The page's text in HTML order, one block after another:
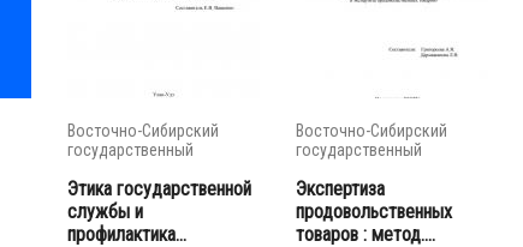
Восточно-Сибирский
государственный
Этика государственной
службы и
профилактика...
Восточно-Сибирский
государственный
Экспертиза
продовольственных
товаров : метод....